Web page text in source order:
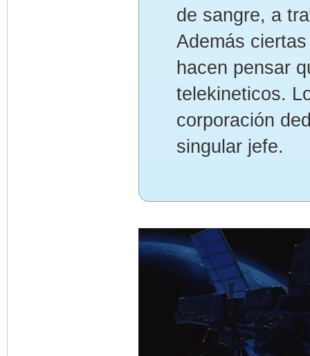
de sangre, a
Además
hacen pensar
telekineticos.
corporación
singular jefe.